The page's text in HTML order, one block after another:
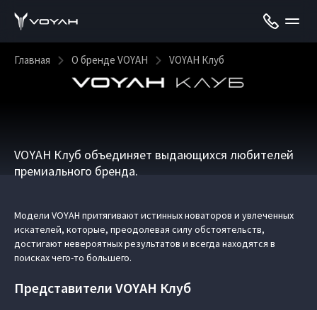
Главная О бренде VOYAH VOYAH Клуб
VOYAH Клуб объединяет выдающихся любителей
премиального бренда.
Модели VOYAH притягивают истинных новаторов и увлеченных
искателей, которые, преодолевая силу обстоятельств,
достигают невероятных результатов и всегда находятся в
поисках чего-то большего.
Представители VOYAH Клуб